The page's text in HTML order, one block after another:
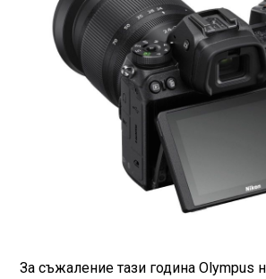
За съжаление тази година